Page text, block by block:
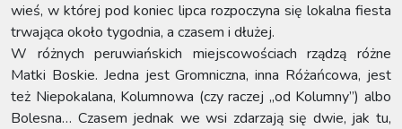
wieś, w której pod koniec lipca rozpoczyna się lokalna fiesta
trwająca około tygodnia, a czasem i dłużej.
W różnych peruwiańskich miejscowościach rządzą różne
Matki Boskie. Jedna jest Gromniczna, inna Różańcowa, jest
też Niepokalana, Kolumnowa (czy raczej „od Kolumny”) albo
Bolesna… Czasem jednak we wsi zdarzają się dwie, jak tu,